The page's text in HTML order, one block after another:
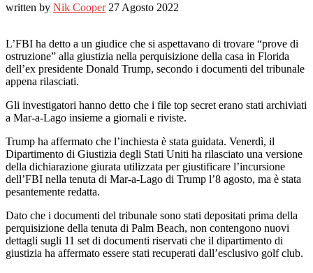
written by Nik Cooper 27 Agosto 2022
L’FBI ha detto a un giudice che si aspettavano di trovare “prove di
ostruzione” alla giustizia nella perquisizione della casa in Florida
dell’ex presidente Donald Trump, secondo i documenti del tribunale
appena rilasciati.
Gli investigatori hanno detto che i file top secret erano stati archiviati
a Mar-a-Lago insieme a giornali e riviste.
Trump ha affermato che l’inchiesta è stata guidata. Venerdì, il
Dipartimento di Giustizia degli Stati Uniti ha rilasciato una versione
della dichiarazione giurata utilizzata per giustificare l’incursione
dell’FBI nella tenuta di Mar-a-Lago di Trump l’8 agosto, ma è stata
pesantemente redatta.
Dato che i documenti del tribunale sono stati depositati prima della
perquisizione della tenuta di Palm Beach, non contengono nuovi
dettagli sugli 11 set di documenti riservati che il dipartimento di
giustizia ha affermato essere stati recuperati dall’esclusivo golf club.